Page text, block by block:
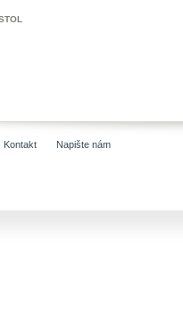
Kontakt Napište nám